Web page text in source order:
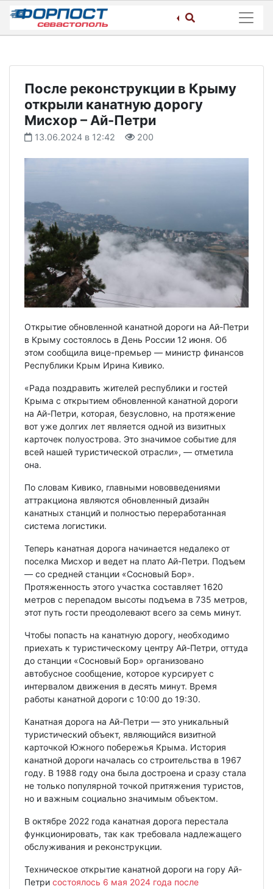
Skip
content
После реконструкции в Крыму
открыли канатную дорогу
Мисхор – Ай-Петри
13.06.2024 в 12:42 200
Открытие обновленной канатной дороги на Ай-Петри
в Крыму состоялось в День России 12 июня. Об
этом сообщила вице-премьер — министр финансов
Республики Крым Ирина Кивико.
«Рада поздравить жителей республики и гостей
Крыма с открытием обновленной канатной дороги
на Ай-Петри, которая, безусловно, на протяжение
вот уже долгих лет является одной из визитных
карточек полуострова. Это значимое событие для
всей нашей туристической отрасли», — отметила
она.
По словам Кивико, главными нововведениями
аттракциона являются обновленный дизайн
канатных станций и полностью переработанная
система логистики.
Теперь канатная дорога начинается недалеко от
поселка Мисхор и ведет на плато Ай-Петри. Подъем
— со средней станции «Сосновый Бор».
Протяженность этого участка составляет 1620
метров с перепадом высоты подъема в 735 метров,
этот путь гости преодолевают всего за семь минут.
Чтобы попасть на канатную дорогу, необходимо
приехать к туристическому центру Ай-Петри, оттуда
до станции «Сосновый Бор» организовано
автобусное сообщение, которое курсирует с
интервалом движения в десять минут. Время
работы канатной дороги с 10:00 до 19:30.
Канатная дорога на Ай-Петри — это уникальный
туристический объект, являющийся визитной
карточкой Южного побережья Крыма. История
канатной дороги началась со строительства в 1967
году. В 1988 году она была достроена и сразу стала
не только популярной точкой притяжения туристов,
но и важным социально значимым объектом.
В октябре 2022 года канатная дорога перестала
функционировать, так как требовала надлежащего
обслуживания и реконструкции.
Техническое открытие канатной дороги на гору Ай-
Петри состоялось 6 мая 2024 года после